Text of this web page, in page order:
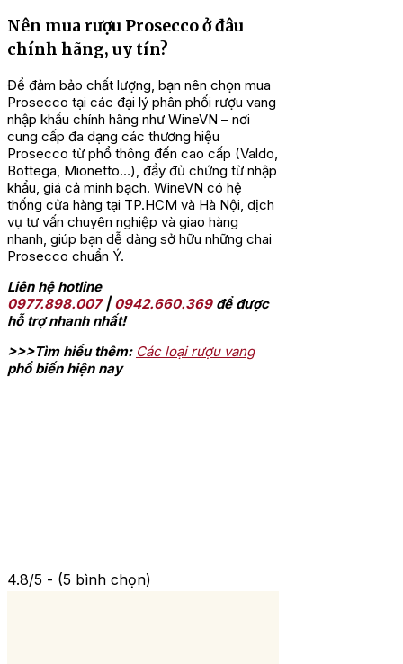
Nên mua rượu Prosecco ở đâu
chính hãng, uy tín?
Để đảm bảo chất lượng, bạn nên chọn mua
Prosecco tại các đại lý phân phối rượu vang
nhập khẩu chính hãng như WineVN – nơi
cung cấp đa dạng các thương hiệu
Prosecco từ phổ thông đến cao cấp (Valdo,
Bottega, Mionetto…), đầy đủ chứng từ nhập
khẩu, giá cả minh bạch. WineVN có hệ
thống cửa hàng tại TP.HCM và Hà Nội, dịch
vụ tư vấn chuyên nghiệp và giao hàng
nhanh, giúp bạn dễ dàng sở hữu những chai
Prosecco chuẩn Ý.
Liên hệ hotline
0977.898.007| 0942.660.369để được
hỗ trợ nhanh nhất!
>>>Tìm hiểu thêm: Các loại rượu vang
phổ biến hiện nay
4.8/5 - (5 bình chọn)